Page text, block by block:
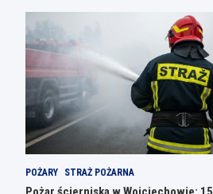
POŻARY STRAŻ POŻARNA